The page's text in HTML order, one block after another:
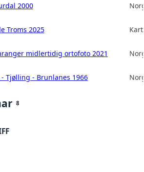
2000
Troms 2025
midlertidig ortofoto 2021
Tjølling - Brunlanes 1966
8